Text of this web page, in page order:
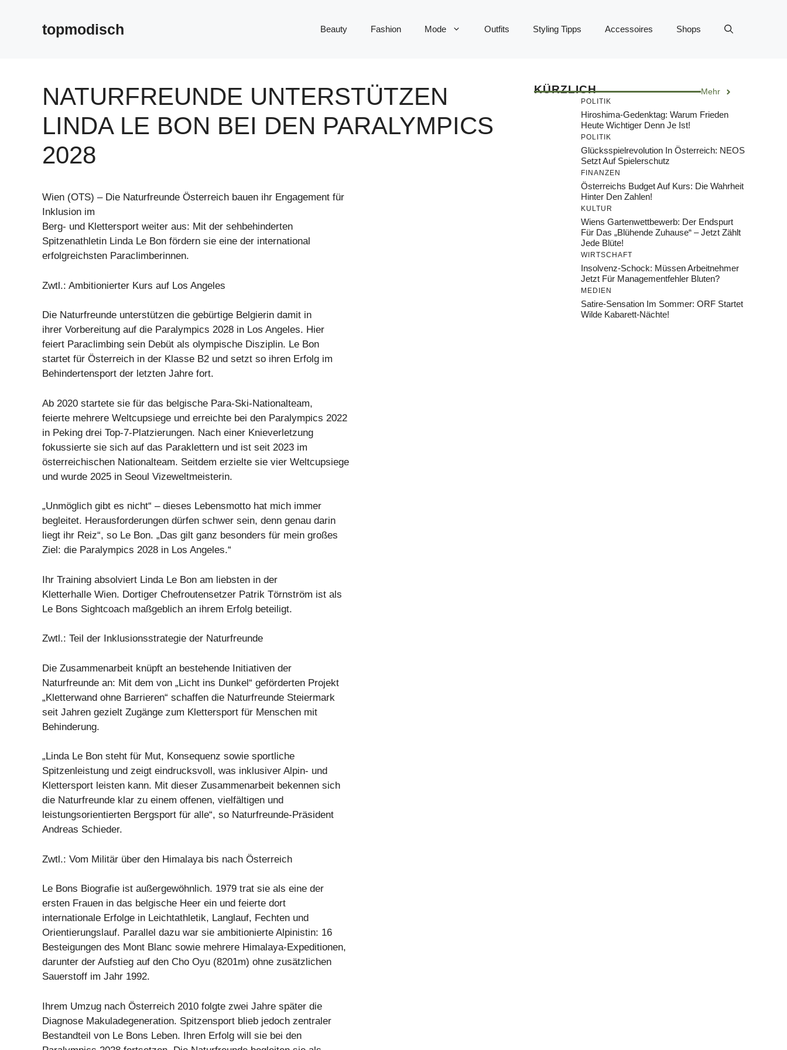
topmodisch Beauty Fashion Mode Outfits Styling Tipps Accessoires Shops
NATURFREUNDE UNTERSTÜTZEN
LINDA LE BON BEI DEN PARALYMPICS
2028
Wien (OTS) – Die Naturfreunde Österreich bauen ihr Engagement für
Inklusion im
Berg- und Klettersport weiter aus: Mit der sehbehinderten
Spitzenathletin Linda Le Bon fördern sie eine der international
erfolgreichsten Paraclimberinnen.
Zwtl.: Ambitionierter Kurs auf Los Angeles
Die Naturfreunde unterstützen die gebürtige Belgierin damit in
ihrer Vorbereitung auf die Paralympics 2028 in Los Angeles. Hier
feiert Paraclimbing sein Debüt als olympische Disziplin. Le Bon
startet für Österreich in der Klasse B2 und setzt so ihren Erfolg im
Behindertensport der letzten Jahre fort.
Ab 2020 startete sie für das belgische Para-Ski-Nationalteam,
feierte mehrere Weltcupsiege und erreichte bei den Paralympics 2022
in Peking drei Top-7-Platzierungen. Nach einer Knieverletzung
fokussierte sie sich auf das Paraklettern und ist seit 2023 im
österreichischen Nationalteam. Seitdem erzielte sie vier Weltcupsiege
und wurde 2025 in Seoul Vizeweltmeisterin.
„Unmöglich gibt es nicht“ – dieses Lebensmotto hat mich immer
begleitet. Herausforderungen dürfen schwer sein, denn genau darin
liegt ihr Reiz“, so Le Bon. „Das gilt ganz besonders für mein großes
Ziel: die Paralympics 2028 in Los Angeles.“
Ihr Training absolviert Linda Le Bon am liebsten in der
Kletterhalle Wien. Dortiger Chefroutensetzer Patrik Törnström ist als
Le Bons Sightcoach maßgeblich an ihrem Erfolg beteiligt.
Zwtl.: Teil der Inklusionsstrategie der Naturfreunde
Die Zusammenarbeit knüpft an bestehende Initiativen der
Naturfreunde an: Mit dem von „Licht ins Dunkel“ geförderten Projekt
„Kletterwand ohne Barrieren“ schaffen die Naturfreunde Steiermark
seit Jahren gezielt Zugänge zum Klettersport für Menschen mit
Behinderung.
„Linda Le Bon steht für Mut, Konsequenz sowie sportliche
Spitzenleistung und zeigt eindrucksvoll, was inklusiver Alpin- und
Klettersport leisten kann. Mit dieser Zusammenarbeit bekennen sich
die Naturfreunde klar zu einem offenen, vielfältigen und
leistungsorientierten Bergsport für alle“, so Naturfreunde-Präsident
Andreas Schieder.
Zwtl.: Vom Militär über den Himalaya bis nach Österreich
Le Bons Biografie ist außergewöhnlich. 1979 trat sie als eine der
ersten Frauen in das belgische Heer ein und feierte dort
internationale Erfolge in Leichtathletik, Langlauf, Fechten und
Orientierungslauf. Parallel dazu war sie ambitionierte Alpinistin: 16
Besteigungen des Mont Blanc sowie mehrere Himalaya-Expeditionen,
darunter der Aufstieg auf den Cho Oyu (8201m) ohne zusätzlichen
Sauerstoff im Jahr 1992.
Ihrem Umzug nach Österreich 2010 folgte zwei Jahre später die
Diagnose Makuladegeneration. Spitzensport blieb jedoch zentraler
Bestandteil von Le Bons Leben. Ihren Erfolg will sie bei den
KÜRZLICH Mehr
POLITIK
Hiroshima-Gedenktag: Warum Frieden
Heute Wichtiger Denn Je Ist!
POLITIK
Glücksspielrevolution In Österreich: NEOS
Setzt Auf Spielerschutz
FINANZEN
Österreichs Budget Auf Kurs: Die Wahrheit
Hinter Den Zahlen!
KULTUR
Wiens Gartenwettbewerb: Der Endspurt
Für Das „Blühende Zuhause“ – Jetzt Zählt
Jede Blüte!
WIRTSCHAFT
Insolvenz-Schock: Müssen Arbeitnehmer
Jetzt Für Managementfehler Bluten?
MEDIEN
Satire-Sensation Im Sommer: ORF Startet
Wilde Kabarett-Nächte!